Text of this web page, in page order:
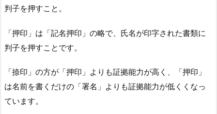
判子を押すこと。
「押印」は「記名押印」の略で、氏名が印字された書類に
判子を押すことです。
「捺印」の方が「押印」よりも証拠能力が高く、「押印」
は名前を書くだけの「署名」よりも証拠能力が低くくなっ
ています。